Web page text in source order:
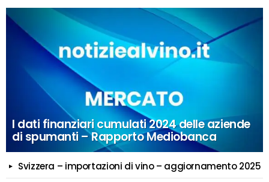
I dati finanziari cumulati 2024 delle aziende
di spumanti – Rapporto Mediobanca
Svizzera – importazioni di vino – aggiornamento 2025